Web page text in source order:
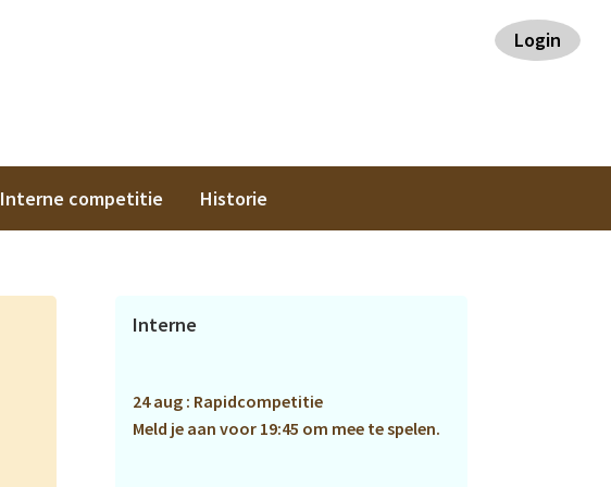
Login
Interne competitie Historie
Primaire
Interne
24 aug : Rapidcompetitie
Meld je aan voor 19:45 om mee te spelen.